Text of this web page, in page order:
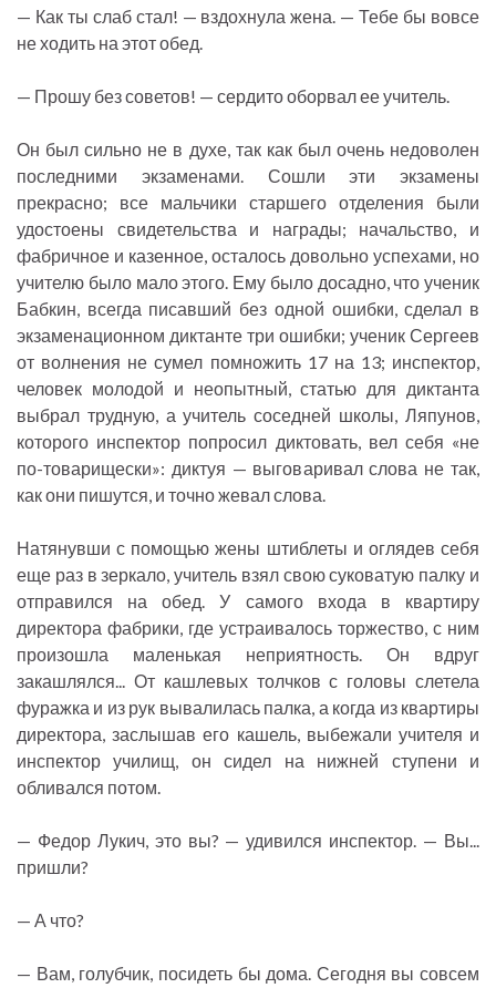
— Как ты слаб стал! — вздохнула жена. — Тебе бы вовсе
не ходить на этот обед.
— Прошу без советов! — сердито оборвал ее учитель.
Он был сильно не в духе, так как был очень недоволен
последними экзаменами. Сошли эти экзамены
прекрасно; все мальчики старшего отделения были
удостоены свидетельства и награды; начальство, и
фабричное и казенное, осталось довольно успехами, но
учителю было мало этого. Ему было досадно, что ученик
Бабкин, всегда писавший без одной ошибки, сделал в
экзаменационном диктанте три ошибки; ученик Сергеев
от волнения не сумел помножить 17 на 13; инспектор,
человек молодой и неопытный, статью для диктанта
выбрал трудную, а учитель соседней школы, Ляпунов,
которого инспектор попросил диктовать, вел себя «не
по-товарищески»: диктуя — выговаривал слова не так,
как они пишутся, и точно жевал слова.
Натянувши с помощью жены штиблеты и оглядев себя
еще раз в зеркало, учитель взял свою суковатую палку и
отправился на обед. У самого входа в квартиру
директора фабрики, где устраивалось торжество, с ним
произошла маленькая неприятность. Он вдруг
закашлялся... От кашлевых толчков с головы слетела
фуражка и из рук вывалилась палка, а когда из квартиры
директора, заслышав его кашель, выбежали учителя и
инспектор училищ, он сидел на нижней ступени и
обливался потом.
— Федор Лукич, это вы? — удивился инспектор. — Вы...
пришли?
— А что?
— Вам, голубчик, посидеть бы дома. Сегодня вы совсем